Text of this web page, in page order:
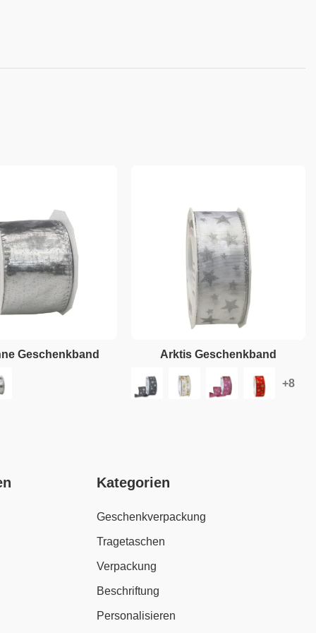
Geschenkband Arktis Geschenkband
Kategorien
Geschenkverpackung
Tragetaschen
Verpackung
Beschriftung
Personalisieren